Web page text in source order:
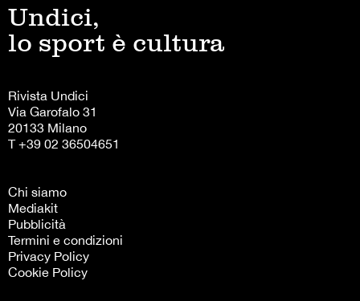
Undici,
lo sport è cultura
Rivista Undici
Via Garofalo 31
20133 Milano
T +39 02 36504651
Chi siamo
Mediakit
Pubblicità
Termini e condizioni
Privacy Policy
Cookie Policy